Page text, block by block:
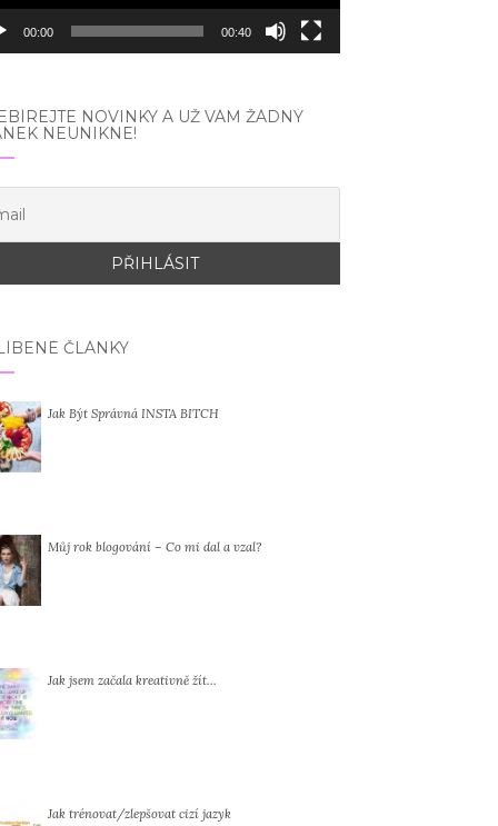
00:00 00:40
NOVINKY A UŽ VÁM ŽÁDNÝ
NEUNIKNE!
ČLÁNKY
Jak Být Správná INSTA BITCH
Můj rok blogování – Co mi dal a vzal?
Jak jsem začala kreativně žít…
Jak trénovat/zlepšovat cizí jazyk